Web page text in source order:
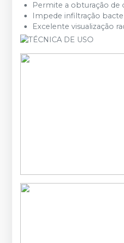
Permite a obturação de
Impede infiltração
Excelente visualização